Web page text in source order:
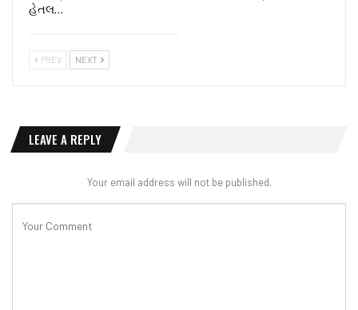
હેતલ…
PREV NEXT
LEAVE A REPLY
Your email address will not be published.